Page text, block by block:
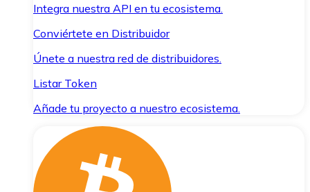
Integra nuestra API en tu ecosistema.
Conviértete en Distribuidor
Únete a nuestra red de distribuidores.
Listar Token
Añade tu proyecto a nuestro ecosistema.